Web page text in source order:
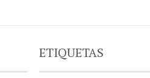
ETIQUETAS